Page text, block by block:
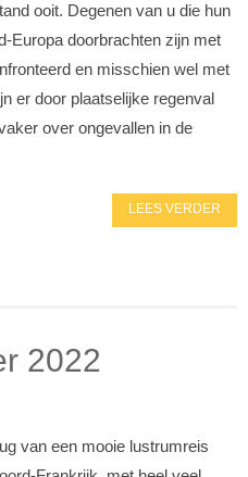
ooit. Degenen van u die hun
Europa doorbrachten zijn met
en misschien wel met
er door plaatselijke regenval
over ongevallen in de
LEES VERDER
2022
van een mooie lustrumreis